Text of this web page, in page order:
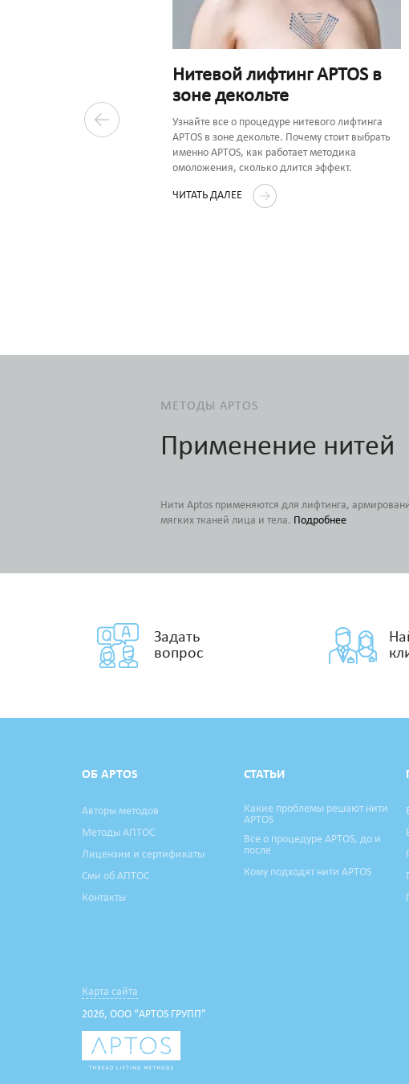
после нитей
Нитевой лифтинг APTOS в
зоне декольте
Узнайте все о процедуре нитевого лифтинга
APTOS в зоне декольте. Почему стоит выбрать
именно APTOS, как работает методика
омоложения, сколько длится эффект.
ЧИТАТЬ ДАЛЕЕ
МЕТОДЫ APTOS
Применение нитей
Нити Aptos применяются для лифтинга,
мягких тканей лица и тела. Подробнее
Задать
вопрос
ОБ APTOS
Авторы методов
Методы АПТОС
Лицензии и сертификаты
Сми об АПТОС
Контакты
СТАТЬИ
Какие проблемы решают нити
APTOS
Все о процедуре APTOS, до и
после
Кому подходят нити APTOS
Карта сайта
2026, ООО “APTOS ГРУПП”